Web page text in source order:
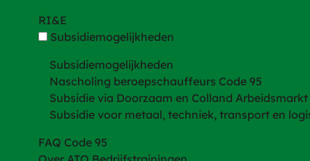
RI&E
Subsidiemogelijkheden
Subsidiemogelijkheden
Nascholing beroepschauffeurs Code 95
Subsidie via Doorzaam en Colland Arbeidsmarkt
Subsidie voor metaal, techniek, transport en
FAQ Code 95